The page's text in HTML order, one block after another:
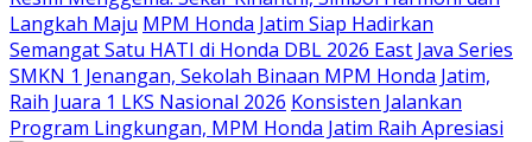
Langkah Maju MPM Honda Jatim Siap Hadirkan
Semangat Satu HATI di Honda DBL 2026 East Java Series
SMKN 1 Jenangan, Sekolah Binaan MPM Honda Jatim,
Raih Juara 1 LKS Nasional 2026 Konsisten Jalankan
Program Lingkungan, MPM Honda Jatim Raih Apresiasi